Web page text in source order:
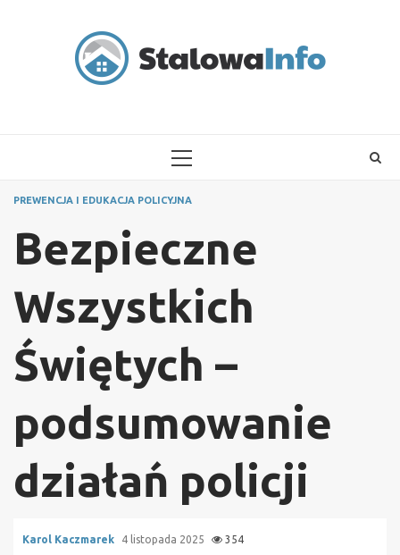
PRIMARY
PREWENCJA I EDUKACJA POLICYJNA
Bezpieczne
Wszystkich
Świętych –
podsumowanie
działań policji
Karol Kaczmarek 4 listopada 2025 354